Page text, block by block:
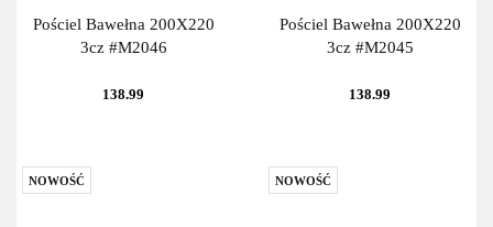
Pościel Bawełna 200X220
3cz #M2046
138.99
Pościel Bawełna 200X220
3cz #M2045
138.99
NOWOŚĆ NOWOŚĆ